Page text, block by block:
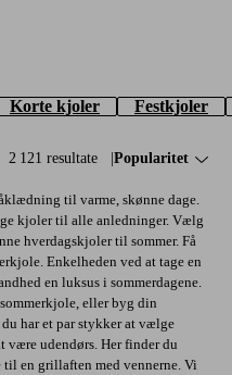
Korte kjoler Festkjoler
2 121 resultate Sorter efter:
Popularitet
til varme, skønne dage.
kjoler til alle anledninger. Vælg
hverdagskjoler til sommer. Få
Enkelheden ved at tage en
en luksus i sommerdagene.
eller byg din
har et par stykker at vælge
være udendørs. Her finder du
til en grillaften med vennerne. Vi